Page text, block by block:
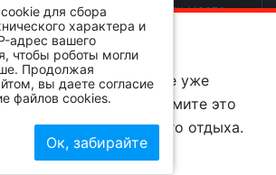
событие, которое уже
в архиве, примите это
планировании вашего отдыха.
| Добавить событие или место
все права защищены
LivePromoGroup
для сбора
характера и
адрес вашего
чтобы роботы могли
Продолжая
вы даете согласие
файлов cookies.
Ок, забирайте